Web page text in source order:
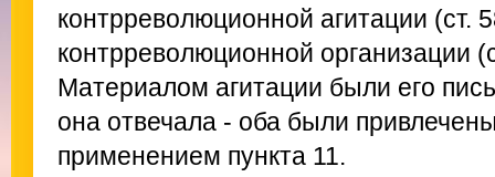
контрреволюционной агитации (ст.
контрреволюционной организации
Материалом агитации были его
она отвечала - оба были
применением пункта 11.